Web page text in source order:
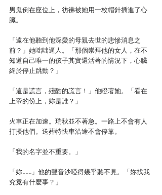
男鬼倒在座位上，彷彿被她用一枚帽針插進了心
臟。
「遠在他聽到他深愛的母親去世的悲慘消息之
前？」她咄咄逼人。「那個崇拜他的女人，在不
知道自己唯一的孩子其實還活著的情況下，心臟
終於停止跳動？」
「這是謊言，殘酷的謊言！」他瞪著她。「看在
上帝的份上，妳是誰？」
火車正在加速。瑞秋並不著急。一路上不會有人
打擾他們。送葬特快車沿途不會停靠。
「我的名字並不重要。」
「妳……」他的聲音沙啞得幾乎聽不見。「妳找我
究竟有什麼事？」